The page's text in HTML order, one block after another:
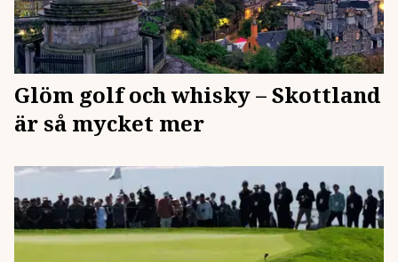
Glöm golf och whisky – Skottland
är så mycket mer